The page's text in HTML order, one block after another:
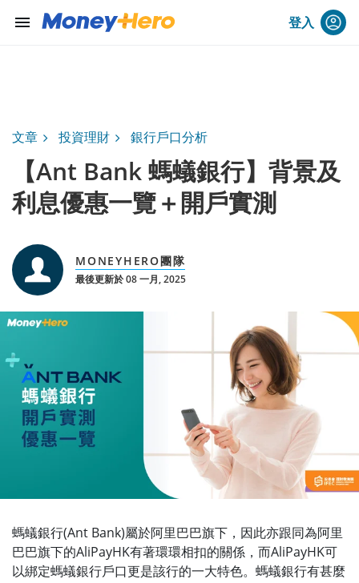
menu 登入
文章 投資理財 銀行戶口分析
【Ant Bank 螞蟻銀行】背景及
利息優惠一覽＋開戶實測
MONEYHERO團隊
最後更新於 08 一月, 2025
螞蟻銀行(Ant Bank)屬於阿里巴巴旗下，因此亦跟同為阿里
巴巴旗下的AliPayHK有著環環相扣的關係，而AliPayHK可
以綁定螞蟻銀行戶口更是該行的一大特色。螞蟻銀行有甚麼